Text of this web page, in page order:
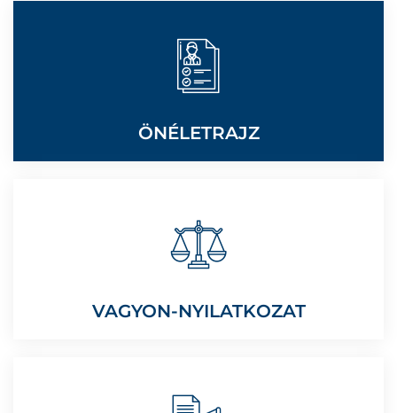
ÖNÉLETRAJZ
VAGYON-NYILATKOZAT